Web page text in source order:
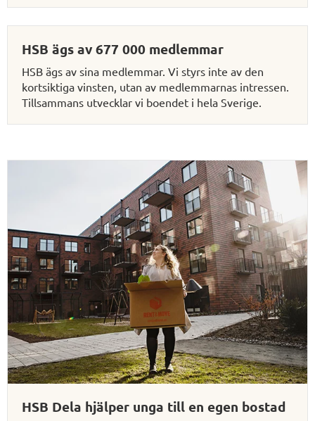
HSB ägs av 677 000 medlemmar
HSB ägs av sina medlemmar. Vi styrs inte av den
kortsiktiga vinsten, utan av medlemmarnas intressen.
Tillsammans utvecklar vi boendet i hela Sverige.
HSB Dela hjälper unga till en egen bostad